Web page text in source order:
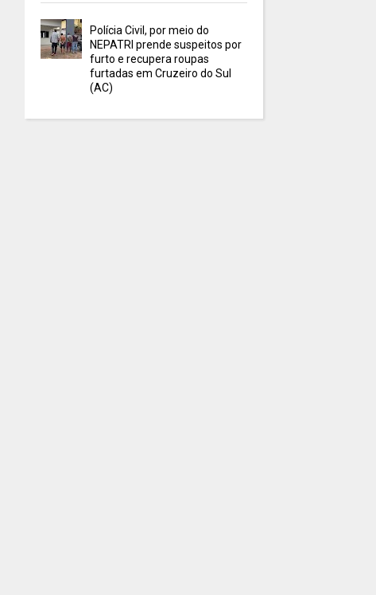
Polícia Civil, por meio do
NEPATRI prende suspeitos por
furto e recupera roupas
furtadas em Cruzeiro do Sul
(AC)